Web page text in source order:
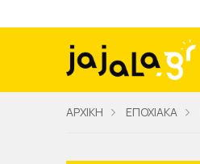
ΑΡΧΙΚΗ ΕΠΟΧΙΑΚΑ